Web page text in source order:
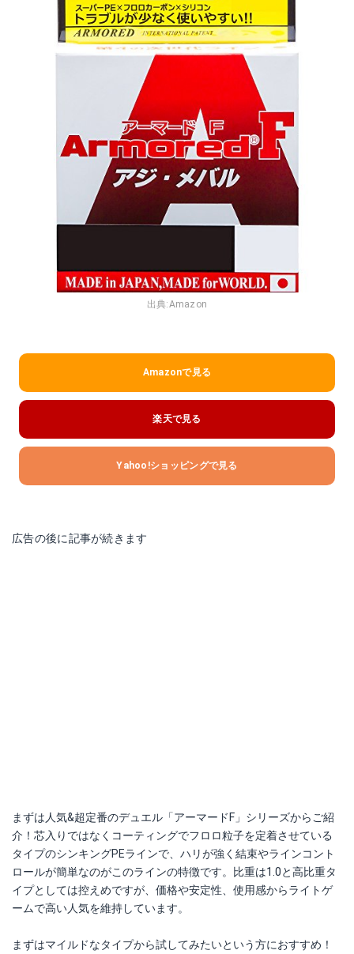
出典:Amazon
Amazonで見る
楽天で見る
Yahoo!ショッピングで見る
広告の後に記事が続きます
まずは人気&超定番のデュエル「アーマードF」シリーズからご紹
介！芯入りではなくコーティングでフロロ粒子を定着させている
タイプのシンキングPEラインで、ハリが強く結束やラインコント
ロールが簡単なのがこのラインの特徴です。比重は1.0と高比重タ
イプとしては控えめですが、価格や安定性、使用感からライトゲ
ームで高い人気を維持しています。
まずはマイルドなタイプから試してみたいという方におすすめ！